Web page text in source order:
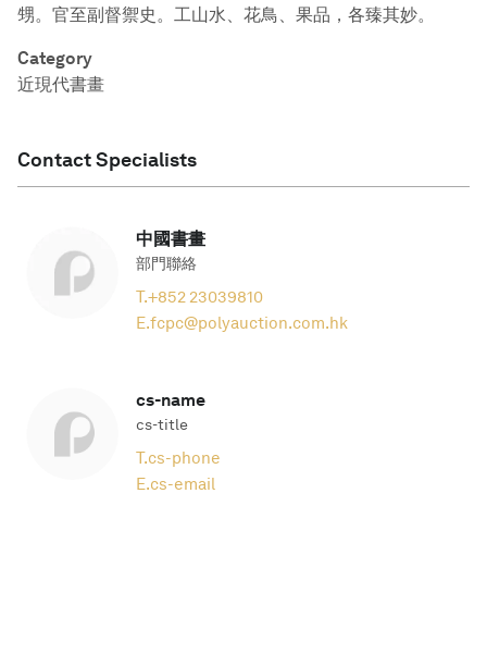
甥。官至副督禦史。工山水、花鳥、果品，各臻其妙。
Category
近現代書畫
Contact Specialists
中國書畫
部門聯絡
T.+852 23039810
E.fcpc@polyauction.com.hk
cs-name
cs-title
T.cs-phone
E.cs-email